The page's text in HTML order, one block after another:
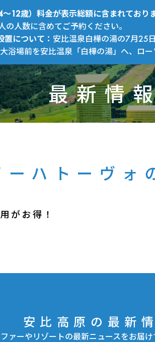
12歳）料金が表示総額に含まれており
人数に含めてご予約ください。
置について：安比温泉白樺の湯の7月25
場前を安比温泉「白樺の湯」へ、ロ
最新情
ーハトーヴォ
がお得！
安比高原の最新
ァーやリゾートの最新ニュースをお届